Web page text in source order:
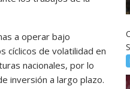
a operar bajo
cíclicos de volatilidad en
nacionales, por lo
inversión a largo plazo.